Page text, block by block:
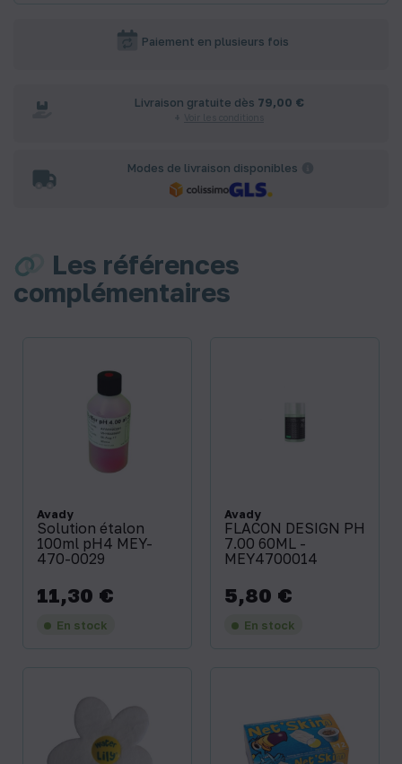
Paiement en plusieurs fois
Livraison gratuite dès 79,00 €
Modes de livraison disponibles
Les références
complémentaires
Avady
Solution étalon
100ml pH4 MEY-
470-0029
Prix
11,30 €
En stock
Avady
FLACON DESIGN PH
7.00 60ML -
MEY4700014
Prix
5,80 €
En stock